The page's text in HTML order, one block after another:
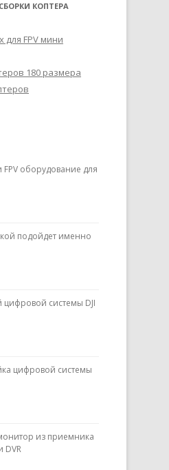
КОПТЕРА
FPV мини
180 размера
оборудование для
подойдет именно
системы DJI
цифровой системы
из приемника
DVR